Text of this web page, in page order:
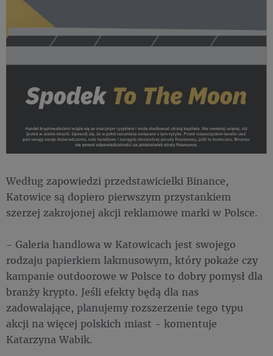
Według zapowiedzi przedstawicielki Binance,
Katowice są dopiero pierwszym przystankiem
szerzej zakrojonej akcji reklamowe marki w Polsce.
- Galeria handlowa w Katowicach jest swojego
rodzaju papierkiem lakmusowym, który pokaże czy
kampanie outdoorowe w Polsce to dobry pomysł dla
branży krypto. Jeśli efekty będą dla nas
zadowalające, planujemy rozszerzenie tego typu
akcji na więcej polskich miast - komentuje
Katarzyna Wabik.